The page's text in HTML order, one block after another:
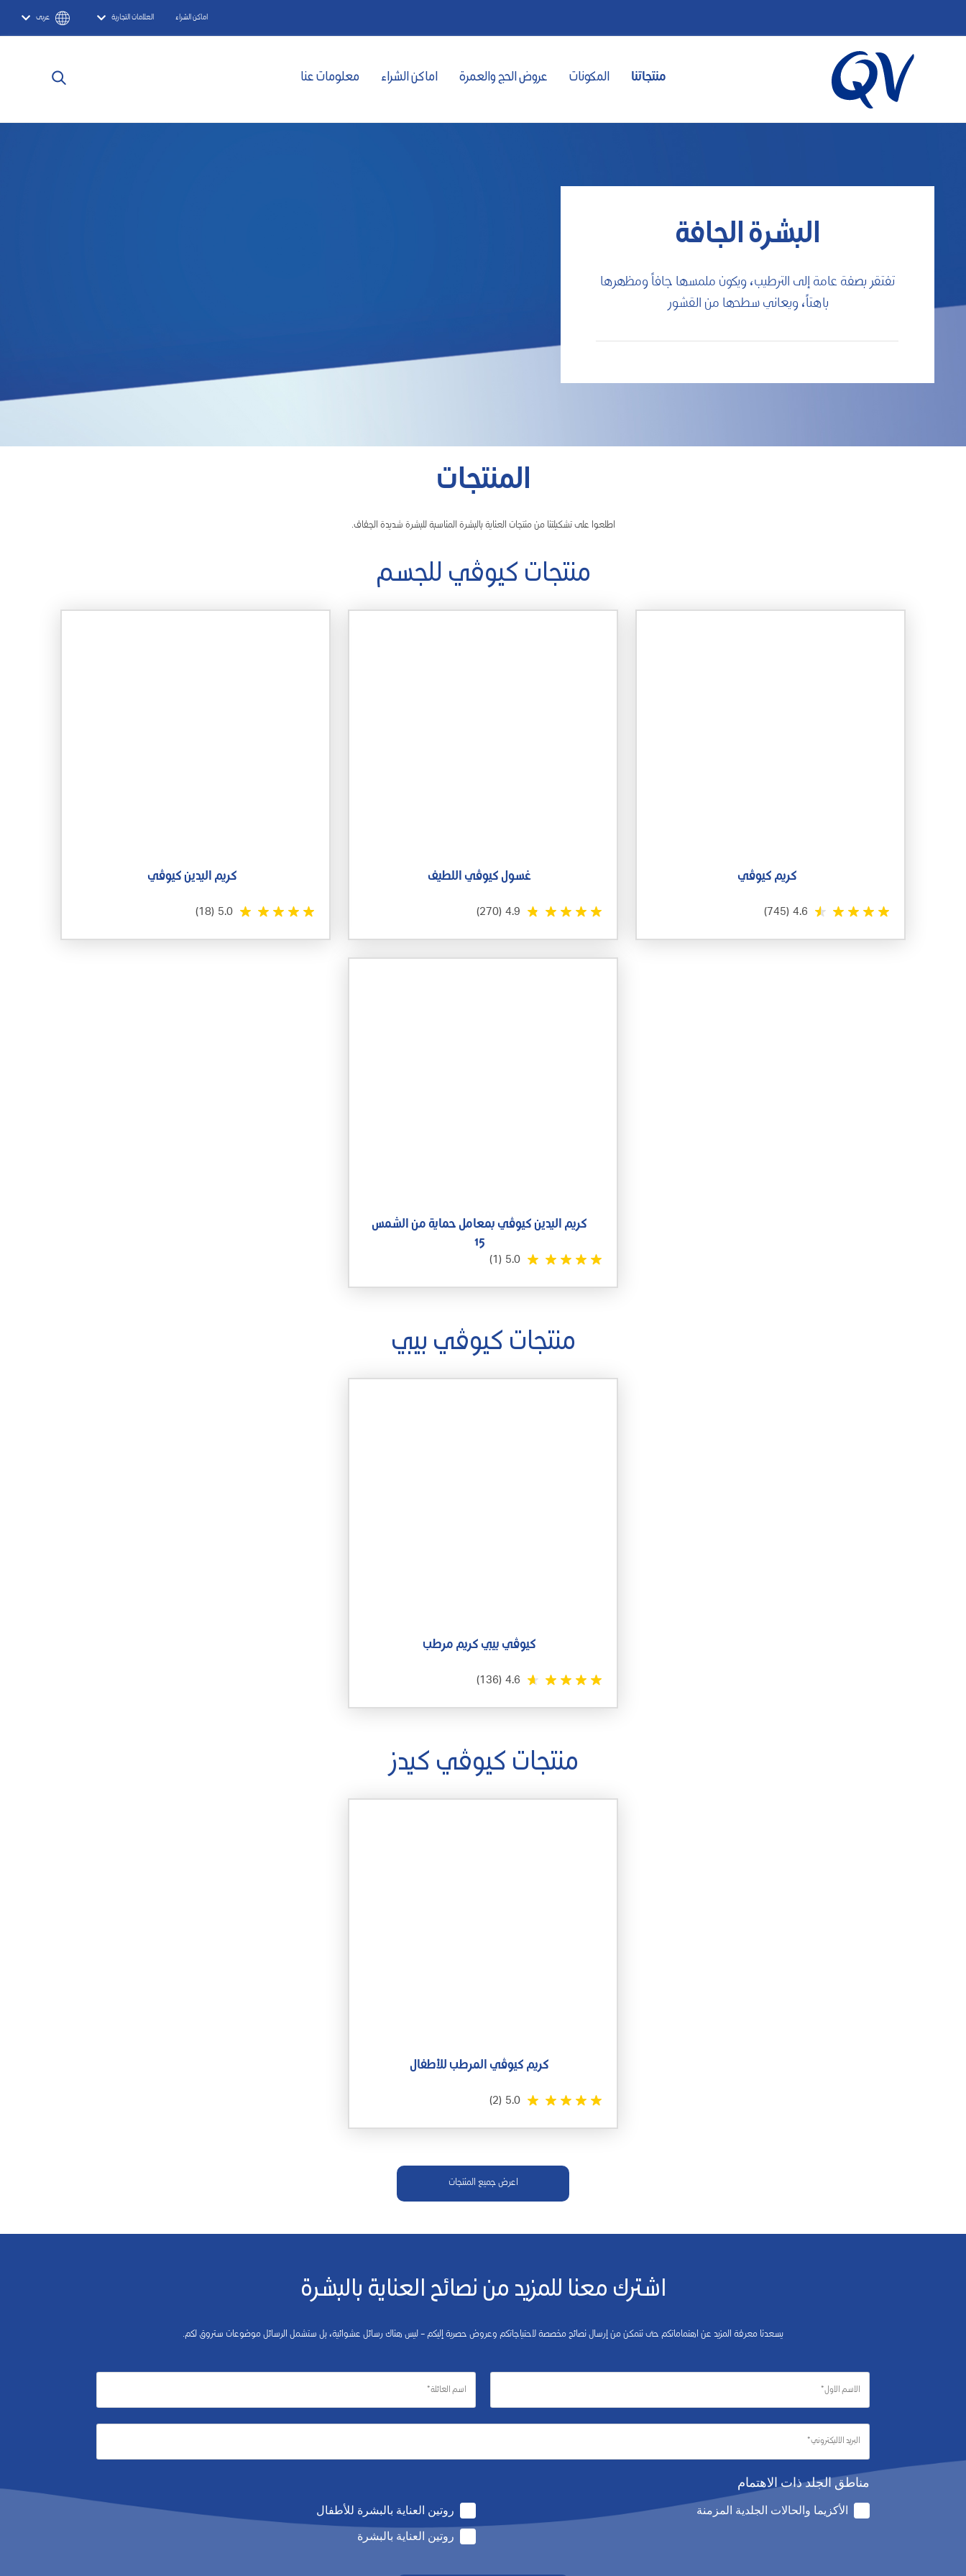
اماكن الشراء العلامات التجارية عربى
منتجاتنا المكونات عروض الحج والعمرة اماكن الشراء معلومات عنا
البشرة الجافة
تفتقر بصفة عامة إلى الترطيب، ويكون ملمسها جافاً ومظهرها
باهتاً، ويعاني سطحها من القشور
المنتجات
اطلعوا على تشكيلتنا من منتجات العناية بالبشرة المناسبة للبشرة شديدة الجفاف.
منتجات كيوڤي للجسم
كريم كيوڤي
4.6
(745)
غسول كيوڤي اللطيف
4.9
(270)
كريم اليدين كيوڤي
5.0
(18)
كريم اليدين كيوڤي بمعامل حماية من الشمس
15
5.0
(1)
منتجات كيوڤي بيبي
كيوڤي بيبي كريم مرطب
4.6
(136)
منتجات كيوڤي كيدز
كريم كيوڤي المرطب للأطفال
5.0
(2)
اعرض جميع المنتجات
اشترك معنا للمزيد من نصائح العناية بالبشرة
يسعدنا معرفة المزيد عن اهتماماتكم حتى نتمكن من إرسال نصائح مخصصة لاحتياجاتكم وعروض حصرية إليكم – ليس هناك رسائل عشوائية، بل ستشمل الرسائل موضوعات ستروق لكم.
مناطق الجلد ذات الاهتمام
الأكزيما والحالات الجلدية المزمنة
روتين العناية بالبشرة للأطفال
روتين العناية بالبشرة